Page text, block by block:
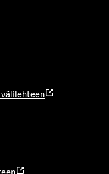
välilehteen